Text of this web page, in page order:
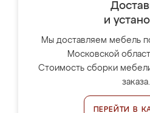
и
Мы доставляем мебель
Московской
Стоимость сборки
заказа.
ПЕРЕЙТИ В